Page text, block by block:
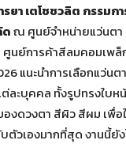
ยา เตโชชวลิต กรรมก
ดณ ศูนย์จำหน่ายแว่นตา
นย์การค้าสีลมคอมเพล็
แนะนำการเลือกแว่น
ละบุคคล ทั้งรูปทรงใบห
องดวงตา สีผิว สีผม เพื่
ตัวเองมากที่สุด งานนี้ยั